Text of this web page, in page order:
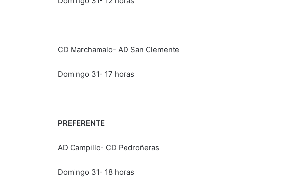
CD Marchamalo- AD San Clemente
Domingo 31- 17 horas
PREFERENTE
AD Campillo- CD Pedroñeras
Domingo 31- 18 horas